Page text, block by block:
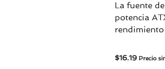
La fuente
potencia
$16.19 Precio